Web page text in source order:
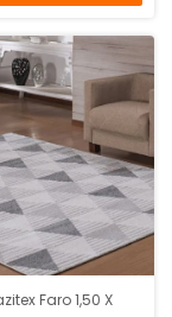
Faro 1,50 X